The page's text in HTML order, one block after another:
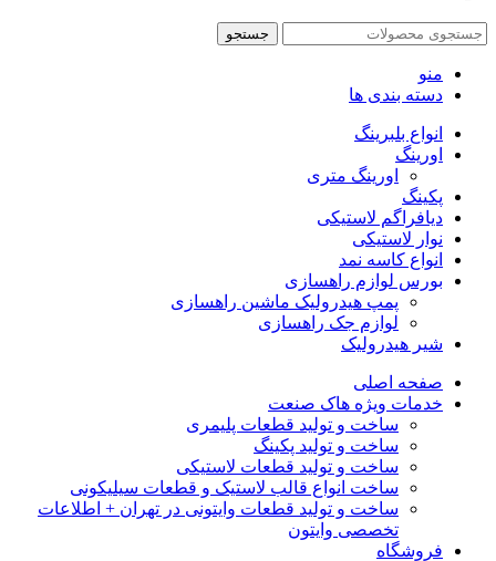
جستجو
منو
دسته بندی ها
انواع بلبرینگ
اورینگ
اورینگ متری
پکینگ
دیافراگم لاستیکی
نوار لاستیکی
انواع کاسه نمد
بورس لوازم راهسازی
پمپ هیدرولیک ماشین راهسازی
لوازم جک راهسازی
شیر هیدرولیک
صفحه اصلی
خدمات ویژه هاک صنعت
ساخت و تولید قطعات پلیمری
ساخت و تولید پکینگ
ساخت و تولید قطعات لاستیکی
ساخت انواع قالب لاستیک و قطعات سیلیکونی
ساخت و تولید قطعات وایتونی در تهران + اطلاعات
تخصصی وایتون
فروشگاه